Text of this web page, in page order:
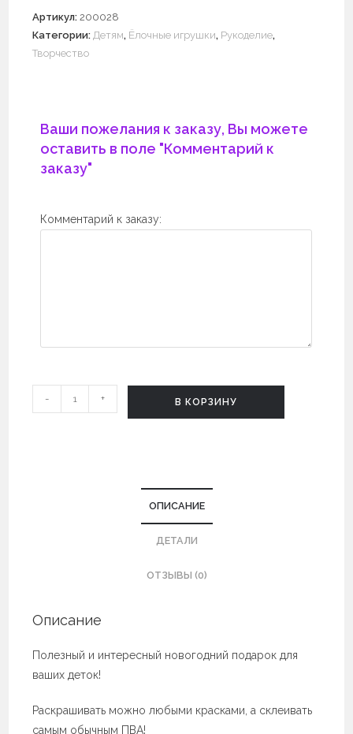
Артикул:200028
Категории:Детям, Ёлочные игрушки, Рукоделие,
Творчество
Ваши пожелания к заказу, Вы можете
оставить в поле "Комментарий к
заказу"
Комментарий к заказу:
Деревянный
- + В КОРЗИНУ
ОПИСАНИЕ
ДЕТАЛИ
ОТЗЫВЫ (0)
Описание
Полезный и интересный новогодний подарок для
ваших деток!
Раскрашивать можно любыми красками, а склеивать
самым обычным ПВА!